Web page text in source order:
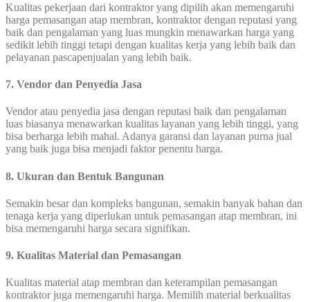
Kualitas pekerjaan dari kontraktor yang dipilih akan memengaruhi
harga pemasangan atap membran, kontraktor dengan reputasi yang
baik dan pengalaman yang luas mungkin menawarkan harga yang
sedikit lebih tinggi tetapi dengan kualitas kerja yang lebih baik dan
pelayanan pascapenjualan yang lebih baik.
7. Vendor dan Penyedia Jasa
Vendor atau penyedia jasa dengan reputasi baik dan pengalaman
luas biasanya menawarkan kualitas layanan yang lebih tinggi, yang
bisa berharga lebih mahal. Adanya garansi dan layanan purna jual
yang baik juga bisa menjadi faktor penentu harga.
8. Ukuran dan Bentuk Bangunan
Semakin besar dan kompleks bangunan, semakin banyak bahan dan
tenaga kerja yang diperlukan untuk pemasangan atap membran, ini
bisa memengaruhi harga secara signifikan.
9. Kualitas Material dan Pemasangan
Kualitas material atap membran dan keterampilan pemasangan
kontraktor juga memengaruhi harga. Memilih material berkualitas